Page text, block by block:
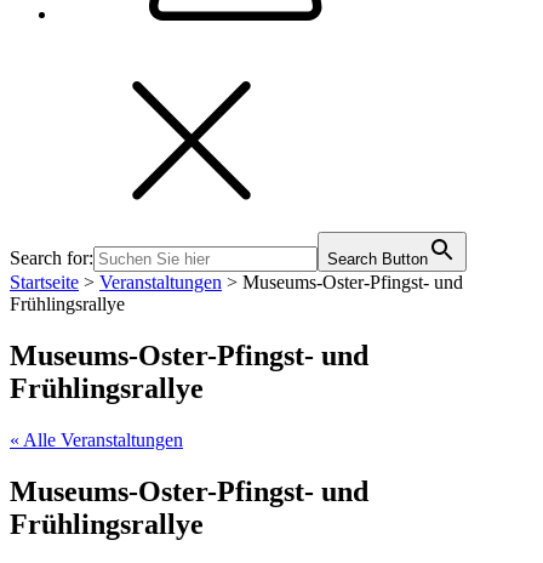
Search for: Search Button
Startseite > Veranstaltungen > Museums-Oster-Pfingst- und
Frühlingsrallye
Museums-Oster-Pfingst- und
Frühlingsrallye
« Alle Veranstaltungen
Museums-Oster-Pfingst- und
Frühlingsrallye